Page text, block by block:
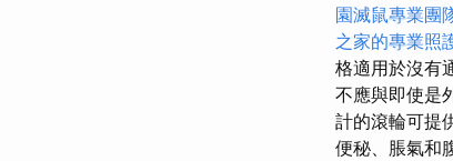
園滅鼠專業團
之家的專業照
格適用於沒有
不應與即使是
計的滾輪可提
便秘、脹氣和